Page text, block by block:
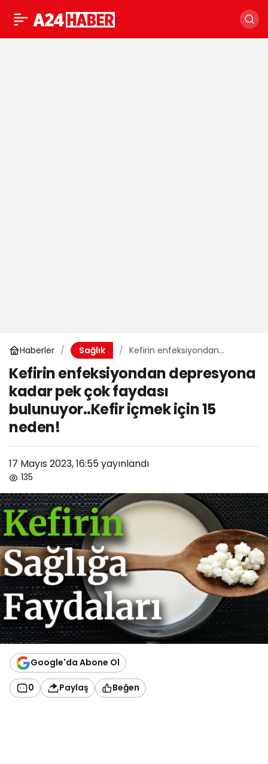
Haberler Sağlık
Kefirin enfeksiyondan
faydası bulunuyor..Kefir
içmek için 15 neden!
Kefirin enfeksiyondan depresyona
kadar pek çok faydası
bulunuyor..Kefir içmek için 15
neden!
17 Mayıs 2023, 16:55yayınlandı
135
Google'da Abone Ol
0 Paylaş Beğen